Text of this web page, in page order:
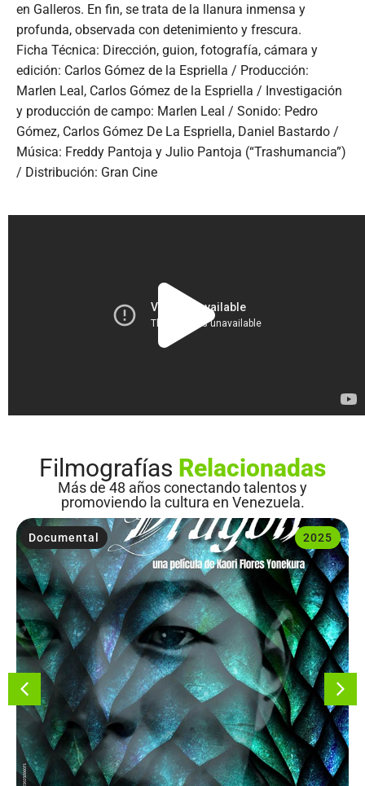
en Galleros. En fin, se trata de la llanura inmensa y
profunda, observada con detenimiento y frescura.
Ficha Técnica: Dirección, guion, fotografía, cámara y
edición: Carlos Gómez de la Espriella / Producción:
Marlen Leal, Carlos Gómez de la Espriella / Investigación
y producción de campo: Marlen Leal / Sonido: Pedro
Gómez, Carlos Gómez De La Espriella, Daniel Bastardo /
Música: Freddy Pantoja y Julio Pantoja (“Trashumancia”)
/ Distribución: Gran Cine
Filmografías Relacionadas
Más de 48 años conectando talentos y
promoviendo la cultura en Venezuela.
2025
Documental